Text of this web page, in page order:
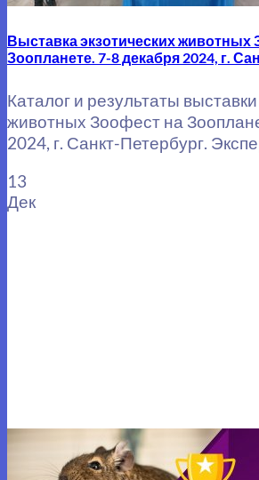
Выставка экзотических животных
Зоопланете. 7-8 декабря 2024, г.
Каталог и результаты
животных Зоофест на
2024, г. Санкт-Петербург.
13
Дек